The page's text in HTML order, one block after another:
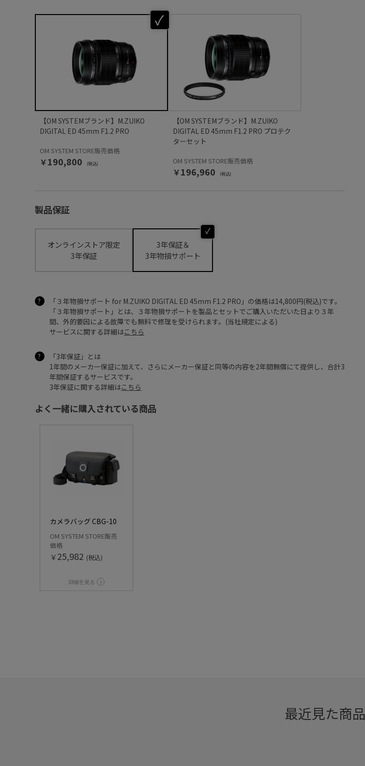
【OM SYSTEMブランド】M.ZUIKO
DIGITAL ED 45mm F1.2 PRO
OM SYSTEM STORE販売価格
￥190,800 (税込)
【OM SYSTEMブランド】M.ZUIKO
DIGITAL ED 45mm F1.2 PRO プロテク
ターセット
OM SYSTEM STORE販売価格
￥196,960 (税込)
製品保証
オンラインストア限定
3年保証
3年保証＆
3年物損サポート
「３年物損サポート for M.ZUIKO DIGITAL ED 45mm F1.2 PRO」の価格は14,800円(税込)です。
「３年物損サポート」とは、３年物損サポートを製品とセットでご購入いただいた日より３年
間、外的要因による故障でも無料で修理を受けられます。(当社規定による)
サービスに関する詳細はこちら
「3年保証」とは
1年間のメーカー保証に加えて、さらにメーカー保証と同等の内容を2年間無償にて提供し、合計3
年間保証するサービスです。
3年保証に関する詳細はこちら
よく一緒に購入されている商品
カメラバッグ CBG-10
OM SYSTEM STORE販売
価格
￥25,982 (税込)
詳細を見る
最近見た商品